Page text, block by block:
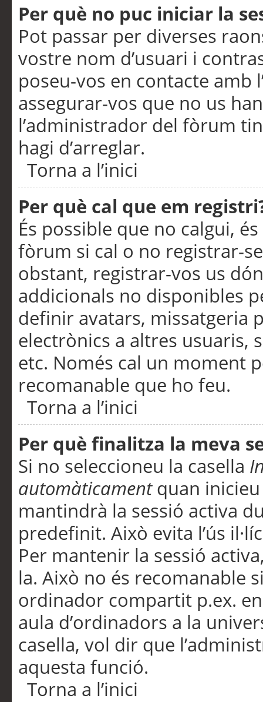
Per què no puc iniciar la
Pot passar per diverses
vostre nom d’usuari i
poseu-vos en contacte
assegurar-vos que no us
l’administrador del fòrum
hagi d’arreglar.
Torna a l’inici
Per què cal que em
És possible que no calgui,
fòrum si cal o no registrar-
obstant, registrar-vos us
addicionals no disponibles
definir avatars, missatgeria
electrònics a altres usuaris,
etc. Només cal un moment
recomanable que ho feu.
Torna a l’inici
Per què finalitza la meva
Si no seleccioneu la casella
automàticamentquan inicieu
mantindrà la sessió activa
predefinit. Això evita l’ús
Per mantenir la sessió
la. Això no és recomanable
ordinador compartit p.ex.
aula d’ordinadors a la
casella, vol dir que
aquesta funció.
Torna a l’inici